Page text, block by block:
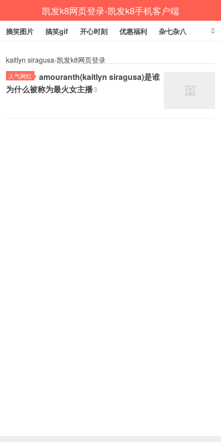
凯发k8网页登录-凯发k8手机客户端
摘笑图片 搞笑gif 开心时刻 优惠福利 杂七杂八
kaitlyn siragusa-凯发k8网页登录
人气网红
amouranth(kaitlyn siragusa)是谁
为什么被称为最火女主播3